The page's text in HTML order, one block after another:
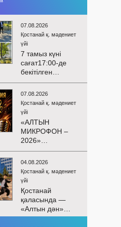
07.08.2026
Қостанай қ. мәдениет
үйі
7 тамыз күні
сағат17:00-де
бекітілген
жоспарға және
KPI
көрсеткіштерін
орындау аясында
«Таза Қазақстан»
экологиялық
акциясына
арналған көшпелі
концерт
Меңдіқара
ауданының
Красная Пресня
ауылында
өткізілді
07.08.2026
Қостанай қ. мәдениет
үйі
«АЛТЫН
МИКРОФОН –
2026»
БАЙҚАУЫНЫҢ
САЛТАНАТТЫ
АШЫЛУЫ
Сіздерді
вокалистердің
«Алтын
микрофон –
2026» XXII
04.08.2026
Қостанай қ. мәдениет
үйі
Қостанай
қаласында —
«Алтын дән»
балалар